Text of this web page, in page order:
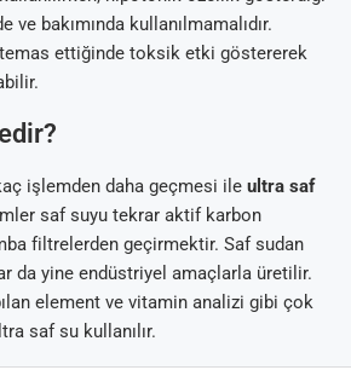
bakımında kullanılmamalıdır.
ettiğinde toksik etki göstererek
işlemden daha geçmesi ile ultra saf
saf suyu tekrar aktif karbon
filtrelerden geçirmektir. Saf sudan
da yine endüstriyel amaçlarla üretilir.
element ve vitamin analizi gibi çok
saf su kullanılır.